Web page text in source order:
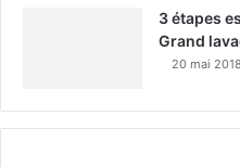
3 étapes
Grand
20 mai 2018